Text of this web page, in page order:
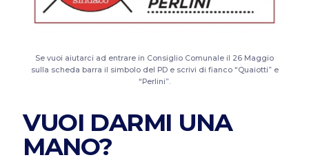
Se vuoi aiutarci ad entrare in Consiglio Comunale il 26 Maggio
sulla scheda barra il simbolo del PD e scrivi di fianco “Quaiotti” e
“Perlini”.
VUOI DARMI UNA
MANO?